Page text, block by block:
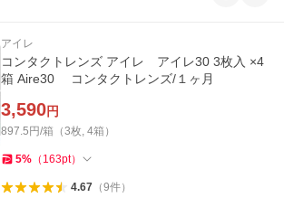
アイレ
コンタクトレンズ アイレ アイレ30 3枚入 ×4
箱 Aire30 コンタクトレンズ/１ヶ月
3,590円
897.5円/箱（3枚, 4箱）
5% （ 163pt）
4.67（9件）